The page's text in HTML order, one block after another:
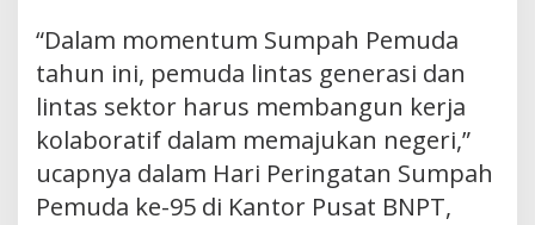
“Dalam momentum Sumpah Pemuda
tahun ini, pemuda lintas generasi dan
lintas sektor harus membangun kerja
kolaboratif dalam memajukan negeri,”
ucapnya dalam Hari Peringatan Sumpah
Pemuda ke-95 di Kantor Pusat BNPT,